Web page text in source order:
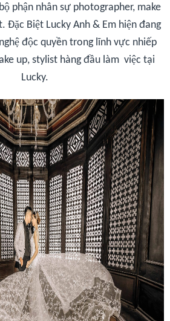
phận nhân sự photographer, make
Đặc Biệt Lucky Anh & Em hiện đang
độc quyền trong lĩnh vực nhiếp
up, stylist hàng đầu làm việc tại
Lucky.